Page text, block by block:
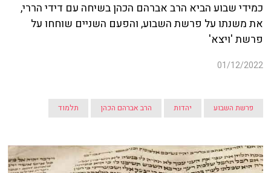
כמידי שבוע הביא הרב אברהם הכהן בשיחה עם דידי הררי,
את משנתו על פרשת השבוע, והפעם השניים שוחחו על
פרשת 'ויצא'
01/12/2022
פרשת השבוע יהדות הרב אברהם הכהן תלמוד